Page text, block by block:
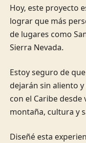
Hoy, este proyecto
lograr que más
de lugares como
Sierra Nevada.
Estoy seguro de
dejarán sin aliento
con el Caribe desde
montaña, cultura y
Diseñé esta